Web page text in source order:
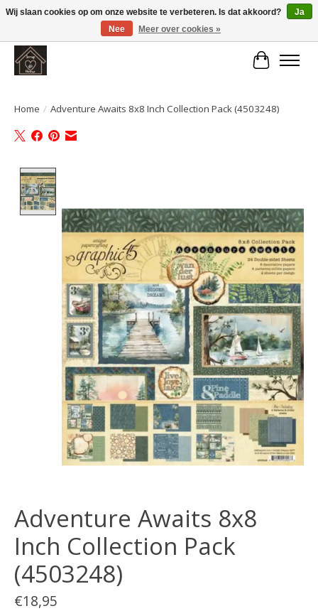
Large selection of products and fast shipping!
Home / Adventure Awaits 8x8 Inch Collection Pack (4503248)
Adventure Awaits 8x8
Inch Collection Pack
(4503248)
€18,95
Wij slaan cookies op om onze website te verbeteren. Is dat akkoord?
Ja
Nee
Meer over cookies »